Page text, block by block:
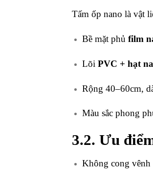
Tấm ốp nano là vật
Bề mặt phủ film
Lõi PVC + hạt
Rộng 40–60cm,
Màu sắc phong
3.2. Ưu
Không cong vênh